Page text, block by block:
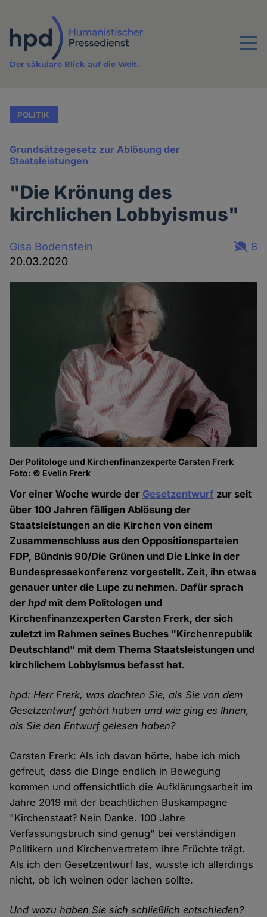
Inhalt
Menu
Der säkulare Blick auf die Welt.
POLITIK
Grundsätzegesetz zur Ablösung der
Staatsleistungen
"Die Krönung des
kirchlichen Lobbyismus"
Gisa Bodenstein
20.03.2020
8
Der Politologe und Kirchenfinanzexperte Carsten Frerk
Foto: © Evelin Frerk
Vor einer Woche wurde der Gesetzentwurf zur seit
über 100 Jahren fälligen Ablösung der
Staatsleistungen an die Kirchen von einem
Zusammenschluss aus den Oppositionsparteien
FDP, Bündnis 90/Die Grünen und Die Linke in der
Bundespressekonferenz vorgestellt. Zeit, ihn etwas
genauer unter die Lupe zu nehmen. Dafür sprach
derhpdmit dem Politologen und
Kirchenfinanzexperten Carsten Frerk, der sich
zuletzt im Rahmen seines Buches "Kirchenrepublik
Deutschland" mit dem Thema Staatsleistungen und
kirchlichem Lobbyismus befasst hat.
hpd: Herr Frerk, was dachten Sie, als Sie von dem
Gesetzentwurf gehört haben und wie ging es Ihnen,
als Sie den Entwurf gelesen haben?
Carsten Frerk: Als ich davon hörte, habe ich mich
gefreut, dass die Dinge endlich in Bewegung
kommen und offensichtlich die Aufklärungsarbeit im
Jahre 2019 mit der beachtlichen Buskampagne
"Kirchenstaat? Nein Danke. 100 Jahre
Verfassungsbruch sind genug" bei verständigen
Politikern und Kirchenvertretern ihre Früchte trägt.
Als ich den Gesetzentwurf las, wusste ich allerdings
nicht, ob ich weinen oder lachen sollte.
Und wozu haben Sie sich schließlich entschieden?